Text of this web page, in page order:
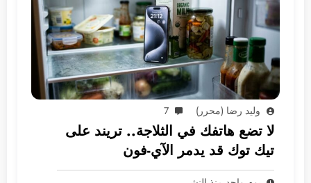
وليد رضا (محرر) 7
لا تضع هاتفك في الثلاجة.. تريند على
تيك توك قد يدمر الآي-فون